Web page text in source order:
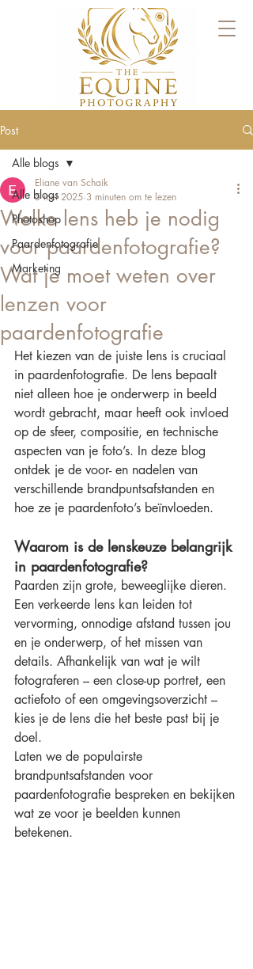
Post
Alle blogs
Photoshop
Paardenfotografie
Marketing
Alle blogs
Welke lens heb je nodig
voor paardenfotografie?
Wat je moet weten over
lenzen voor
paardenfotografie
Eliane van Schaik
5 mei 2025 3 minuten om te lezen
Het kiezen van de juiste lens is cruciaal
in paardenfotografie. De lens bepaalt
niet alleen hoe je onderwerp in beeld
wordt gebracht, maar heeft ook invloed
op de sfeer, compositie, en technische
aspecten van je foto’s. In deze blog
ontdek je de voor- en nadelen van
verschillende brandpuntsafstanden en
hoe ze je paardenfoto’s beïnvloeden.
Waarom is de lenskeuze belangrijk
in paardenfotografie?
Paarden zijn grote, beweeglijke dieren.
Een verkeerde lens kan leiden tot
vervorming, onnodige afstand tussen jou
en je onderwerp, of het missen van
details. Afhankelijk van wat je wilt
fotograferen – een close-up portret, een
actiefoto of een omgevingsoverzicht –
kies je de lens die het beste past bij je
doel.
Laten we de populairste
brandpuntsafstanden voor
paardenfotografie bespreken en bekijken
wat ze voor je beelden kunnen
betekenen.